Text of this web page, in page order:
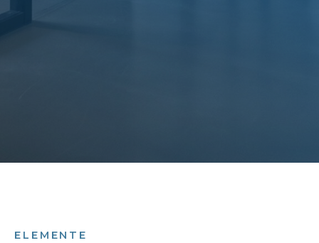
ELEMENTE